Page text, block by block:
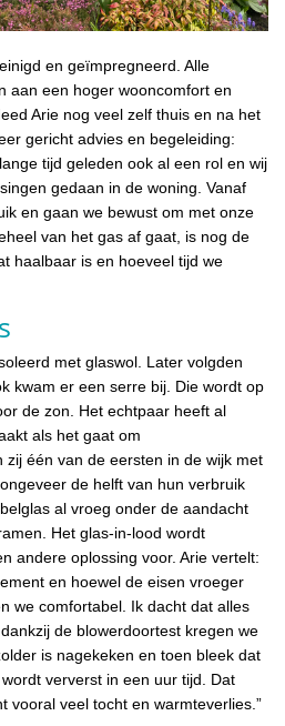
en geïmpregneerd. Alle
aan een hoger wooncomfort en
Arie nog veel zelf thuis en na het
gericht advies en begeleiding:
tijd geleden ook al een rol en wij
gedaan in de woning. Vanaf
en gaan we bewust om met onze
van het gas af gaat, is nog de
haalbaar is en hoeveel tijd we
met glaswol. Later volgden
kwam er een serre bij. Die wordt op
de zon. Het echtpaar heeft al
als het gaat om
één van de eersten in de wijk met
de helft van hun verbruik
al vroeg onder de aandacht
Het glas-in-lood wordt
andere oplossing voor. Arie vertelt:
en hoewel de eisen vroeger
we comfortabel. Ik dacht dat alles
de blowerdoortest kregen we
is nagekeken en toen bleek dat
ververst in een uur tijd. Dat
vooral veel tocht en warmteverlies.”